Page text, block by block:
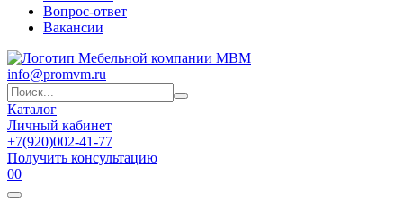
Вопрос-ответ
Вакансии
info@promvm.ru
Каталог
Личный кабинет
+7(920)002-41-77
Получить консультацию
00